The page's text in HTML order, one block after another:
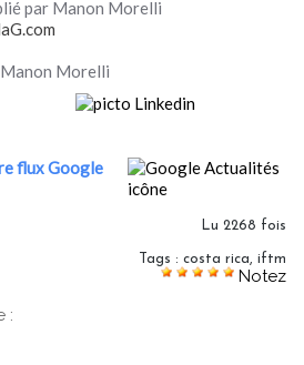
par Manon Morelli
Morelli
flux Google
Lu 2268 fois
Tags : costa rica, iftm
Notez
: